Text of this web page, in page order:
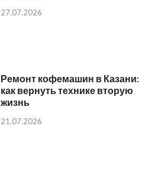
27.07.2026
Ремонт кофемашин в Казани:
как вернуть технике вторую
жизнь
21.07.2026